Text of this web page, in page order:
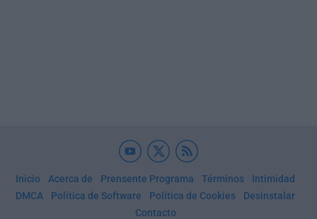
Inicio Acerca de Prensente Programa Términos
Intimidad
DMCA
Política de Software Política de Cookies
Desinstalar
Contacto